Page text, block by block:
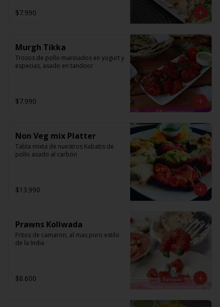
$7.990
Murgh Tikka
Trozos de pollo marinados en yogurt y
especias, asado en tandoor
$7.990
Non Veg mix Platter
Tabla mixta de nuestros Kababs de
pollo asado al carbón
$13.990
Prawns Koliwada
Fritos de camaron, al mas puro estilo
de la India
$8.600